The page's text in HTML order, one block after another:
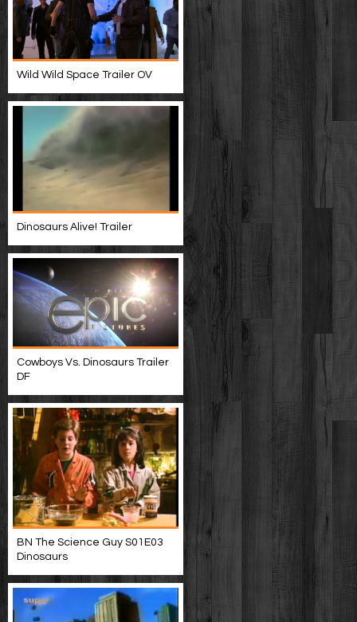
Wild Wild Space Trailer OV
Dinosaurs Alive! Trailer
Cowboys Vs. Dinosaurs Trailer
DF
BN The Science Guy S01E03
Dinosaurs